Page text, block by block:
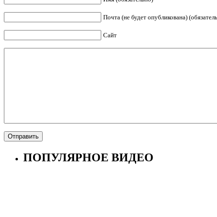
Почта (не будет опубликована)
Сайт
ПОПУЛЯРНОЕ ВИДЕО